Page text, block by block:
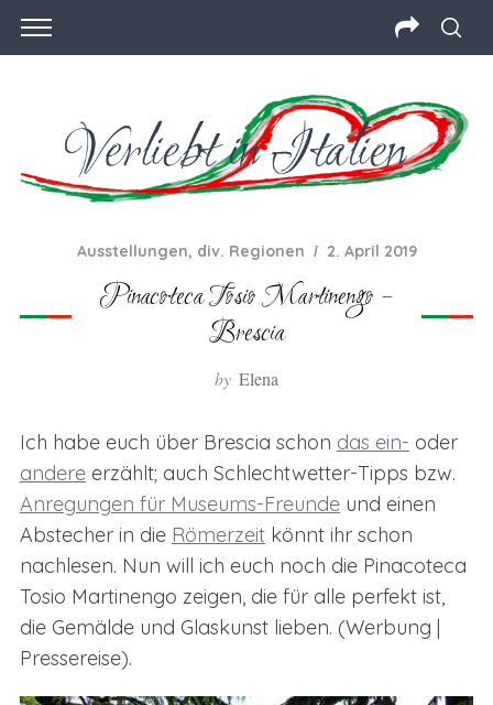
Ausstellungen, div. Regionen 2. April 2019
Pinacoteca Tosio Martinengo –
Brescia
by Elena
Ich habe euch über Brescia schon das ein- oder
andereerzählt; auch Schlechtwetter-Tipps bzw.
Anregungen für Museums-Freundeund einen
Abstecher in die Römerzeitkönnt ihr schon
nachlesen. Nun will ich euch noch die Pinacoteca
Tosio Martinengo zeigen, die für alle perfekt ist,
die Gemälde und Glaskunst lieben. (Werbung |
Pressereise).